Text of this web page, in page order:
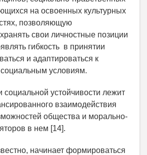
на освоенных культурных
позволяющую
свои личностные позиции
гибкость в принятии
и адаптироваться к
условиям.
социальной устойчивости лежит
взаимодействия
общества и морально-
в нем [14].
начинает формироваться